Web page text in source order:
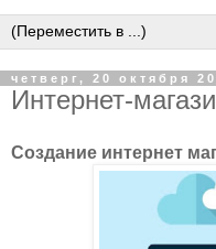
четверг, 20 октября
Интернет-
Создание интернет